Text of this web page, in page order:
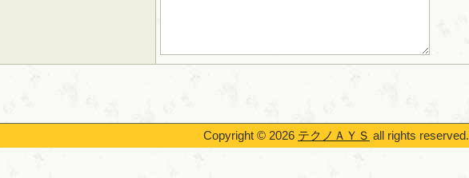
Copyright © 2026 テクノＡＹＳ all rights reserved.